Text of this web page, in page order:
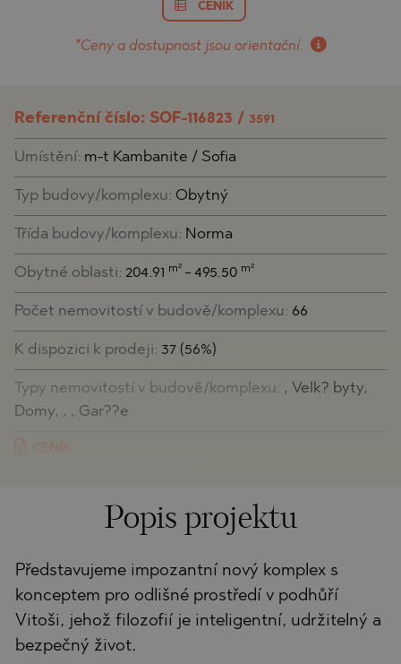
CENÍK
*Ceny a dostupnost jsou orientační.
Referenční číslo: SOF-116823 / 3591
Umístění: m-t Kambanite / Sofia
Typ budovy/komplexu: Obytný
Třída budovy/komplexu: Norma
Obytné oblasti: 204.91 m² - 495.50 m²
Počet nemovitostí v budově/komplexu: 66
K dispozici k prodeji: 37 (56%)
Typy nemovitostí v budově/komplexu: , Velk? byty,
Domy, , , Gar??e
Popis projektu
Představujeme impozantní nový komplex s
konceptem pro odlišné prostředí v podhůří
Vitoši, jehož filozofií je inteligentní, udržitelný a
bezpečný život.